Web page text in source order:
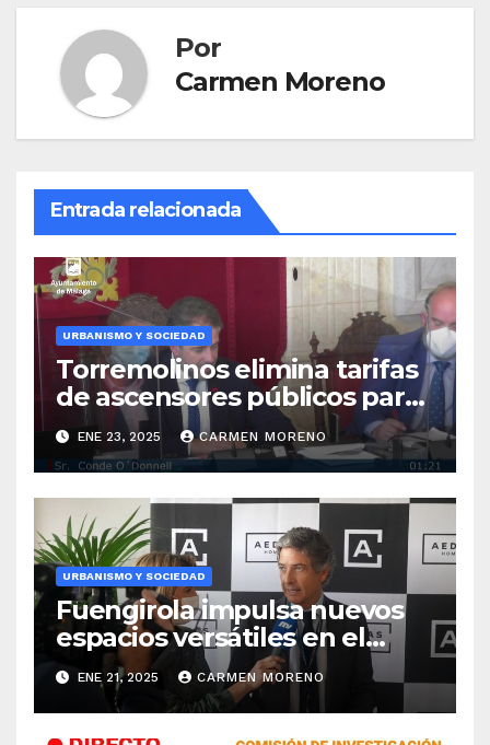
Por
Carmen Moreno
Entrada relacionada
URBANISMO Y SOCIEDAD
Torremolinos elimina tarifas
de ascensores públicos para
ciertos grupos y ofrece
bonos de descuento
ENE 23, 2025 CARMEN MORENO
URBANISMO Y SOCIEDAD
Fuengirola impulsa nuevos
espacios versátiles en el
complejo Elola
ENE 21, 2025 CARMEN MORENO